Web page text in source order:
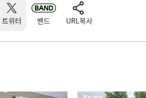
트위터 밴드 URL복사